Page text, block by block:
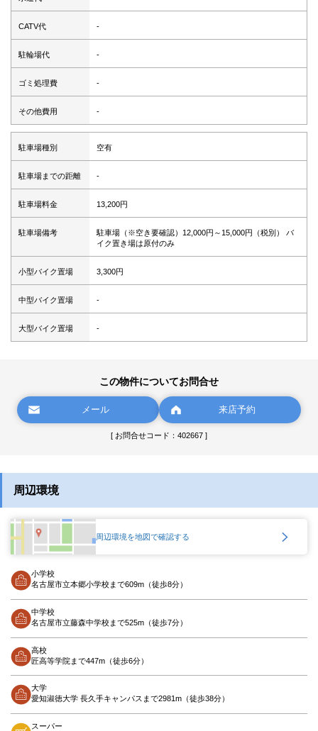
CATV代 -
駐輪場代 -
ゴミ処理費 -
その他費用 -
駐車場種別 空有
駐車場までの距離 -
駐車場料金 13,200円
駐車場備考
駐車場（※空き要確認）12,000円～15,000円（税別） バ
イク置き場は原付のみ
小型バイク置場 3,300円
中型バイク置場 -
大型バイク置場 -
この物件についてお問合せ
メール 来店予約
[ お問合せコード：402667 ]
周辺環境
周辺環境を地図で確認する
小学校
名古屋市立本郷小学校まで609m（徒歩8分）
中学校
名古屋市立藤森中学校まで525m（徒歩7分）
高校
匠高等学院まで447m（徒歩6分）
大学
愛知淑徳大学 長久手キャンパスまで2981m（徒歩38分）
スーパー